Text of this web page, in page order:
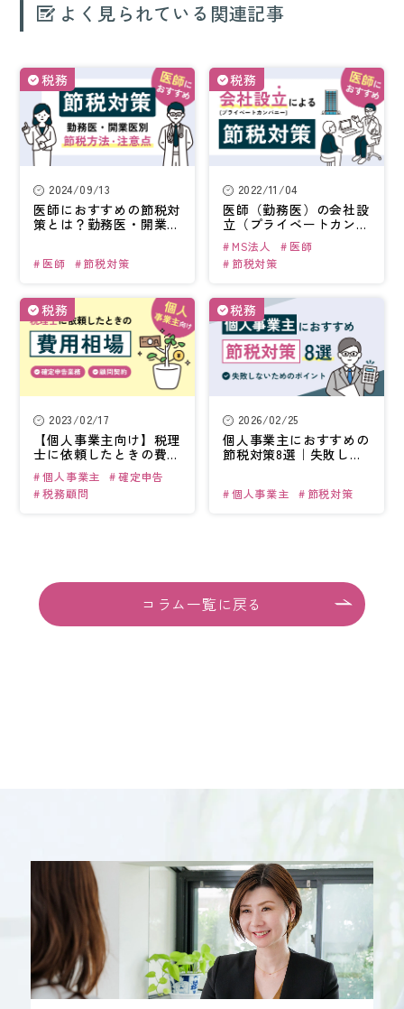
よく見られている関連記事
税務
2024/09/13
医師におすすめの節税対
策とは？ 勤務医・開業医
医師 節税対策
税務
2022/11/04
医師（勤務医）の会社設
立（プライベートカンパ
ニー） による節税対策
MS法人
医師
節税対策
税務
2023/02/17
【個人事業主向け】 税理
士に依頼したときの費用
相場はいくら？
個人事業主
確定申告
税務顧問
税務
2026/02/25
個人事業主に おすすめの
節税対策8選｜ 失敗しな
個人事業主 節税対策
コラム一覧に戻る